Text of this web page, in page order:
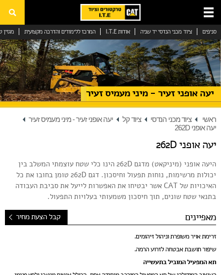
סניפים ציוד מכני הנדסי יד שניה אודות I.T.E המרכז ללימודים והדרכה מקצועית מגזין
ציוד מכני הנדסי
ציוד קל
ציוד כבד
ציוד מכני הנדסי יד שניה
מכבש כביש
ציוד מכני הנדסי להשכרה
שירות וחלפים
גנרטורים ומערכות אנרגיה
טכנולוגיות
יעה אופני זעיר - מיני מעמיס זעיר
ראשי ציוד מכני הנדסי ציוד קל
יעה אופני זעיר - מיני מעמיס זעיר
יעה אופני 262D
יעה אופני 262D
היעה אופני (מיניקאט) מדגם 262D הינו כלי שטח עוצמתי המשלב בין
יכולות מרשימות, נוחות תפעול וחיסכון. דגם 262D טומן בחובו את כל
האיכויות של CAT אשר יבטיחו את האפשרות לייעל את סביבת העבודה
בתנאי שטח שונים, תוך חיסכון משמעותי בעלויות התפעול.
קבל הצעת מחיר מאפיינים
זרימת אויר משופרת וניהול זיהומים.
שיפור תושבת אבטחה לזרוע הרמה.
תא המפעיל המוביל בתעשייה